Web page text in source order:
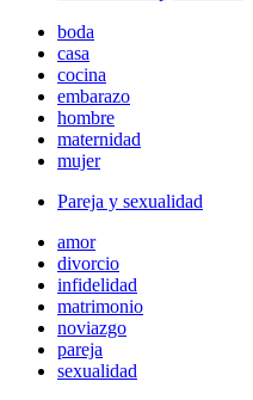
boda
casa
cocina
embarazo
hombre
maternidad
mujer
Pareja y sexualidad
amor
divorcio
infidelidad
matrimonio
noviazgo
pareja
sexualidad